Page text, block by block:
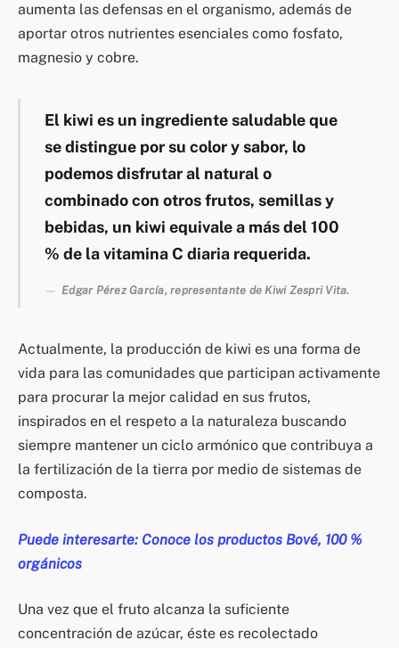
aumenta las defensas en el organismo, además de
aportar otros nutrientes esenciales como fosfato,
magnesio y cobre.
El kiwi es un ingrediente saludable que
se distingue por su color y sabor, lo
podemos disfrutar al natural o
combinado con otros frutos, semillas y
bebidas, un kiwi equivale a más del 100
% de la vitamina C diaria requerida.
Edgar Pérez García, representante de Kiwi Zespri Vita.
Actualmente, la producción de kiwi es una forma de
vida para las comunidades que participan activamente
para procurar la mejor calidad en sus frutos,
inspirados en el respeto a la naturaleza buscando
siempre mantener un ciclo armónico que contribuya a
la fertilización de la tierra por medio de sistemas de
composta.
Puede interesarte: Conoce los productos Bové, 100 %
orgánicos
Una vez que el fruto alcanza la suficiente
concentración de azúcar, éste es recolectado